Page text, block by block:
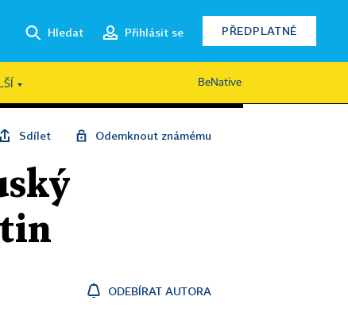
Hledat Přihlásit se PŘEDPLATNÉ
BeNative
Sdílet Odemknout známému
ODEBÍRAT AUTORA